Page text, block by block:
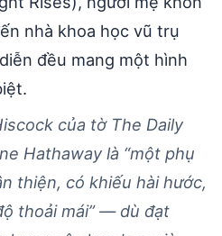
nhà khoa học vũ trụ
đều mang một hình
của tờ The Daily
Hathaway là “một phụ
thiện, có khiếu hài hước,
thoải mái” — dù đạt